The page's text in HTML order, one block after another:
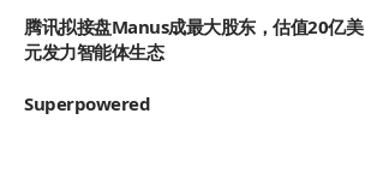
腾讯拟接盘Manus成最大股东，估值20亿美
元发力智能体生态
Superpowered